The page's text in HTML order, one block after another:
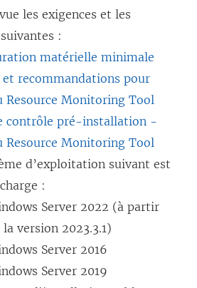
les exigences et les
:
matérielle minimale
et recommandations pour
Resource Monitoring Tool
contrôle pré-installation -
Resource Monitoring Tool
d’exploitation suivant est
:
Server 2022 (à partir
la version 2023.3.1)
Server 2016
Server 2019